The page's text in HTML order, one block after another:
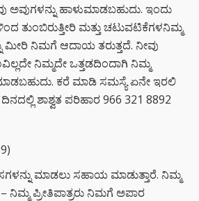
ಅವುಗಳನ್ನು ಹಾಳುಮಾಡಬಹುದು. ಇಂದು
ತುಂಬಿರುತ್ತೀರಿ ಮತ್ತು ಚಟುವಟಿಕೆಗಳನಿಮ್ಮ
ಮೀರಿ ನಿಮಗೆ ಆದಾಯ ತರುತ್ತದೆ. ನೀವು
ನಿಮ್ಮದೇ ಒತ್ತಡದಿಂದಾಗಿ ನಿಮ್ಮ
ಕರೆ ಮಾಡಿ ಸಮಸ್ಯೆ ಏನೇ ಇರಲಿ
ಶಾಶ್ವತ ಪರಿಹಾರ 966 321 8892
ಮಾಡಲು ಸಹಾಯ ಮಾಡುತ್ತಾರೆ. ನಿಮ್ಮ
ನಿಮ್ಮ ಪ್ರೀತಿಪಾತ್ರರು ನಿಮಗೆ ಅಪಾರ